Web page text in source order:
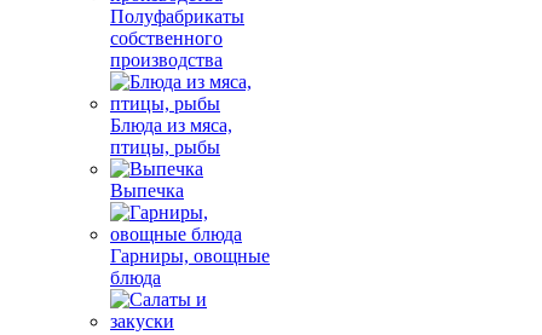
Полуфабрикаты
собственного
производства
Блюда из мяса,
птицы, рыбы
Выпечка
Гарниры, овощные
блюда